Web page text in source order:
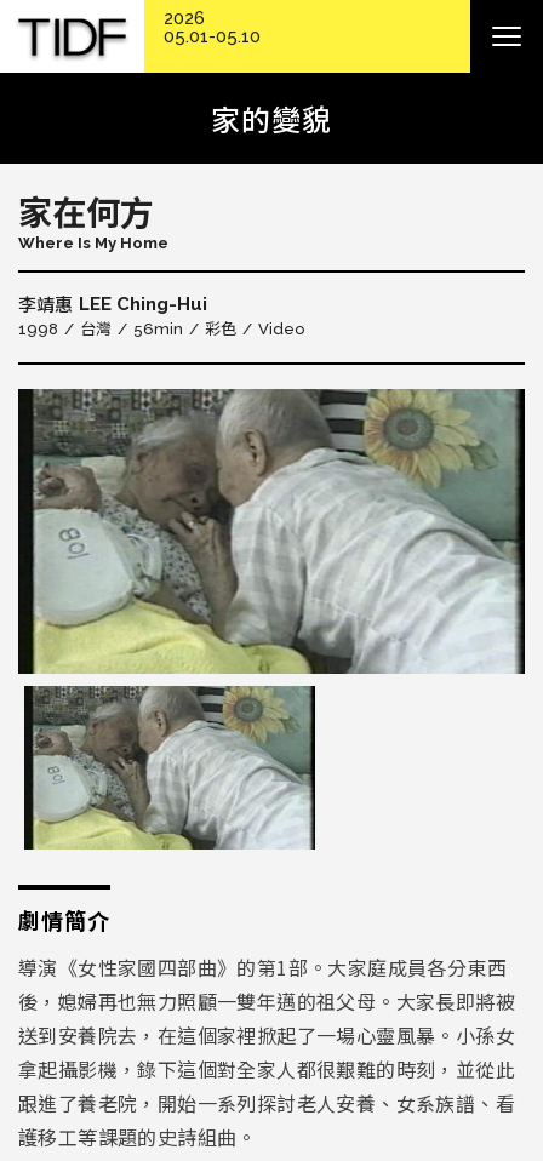
家的變貌
家在何方
Where Is My Home
李靖惠 LEE Ching-Hui
1998 台灣 56min 彩色 Video
劇情簡介
導演《女性家國四部曲》的第1部。大家庭成員各分東西
後，媳婦再也無力照顧一雙年邁的祖父母。大家長即將被
送到安養院去，在這個家裡掀起了一場心靈風暴。小孫女
拿起攝影機，錄下這個對全家人都很艱難的時刻，並從此
跟進了養老院，開始一系列探討老人安養、女系族譜、看
護移工等課題的史詩組曲。
2026
05.01-05.10